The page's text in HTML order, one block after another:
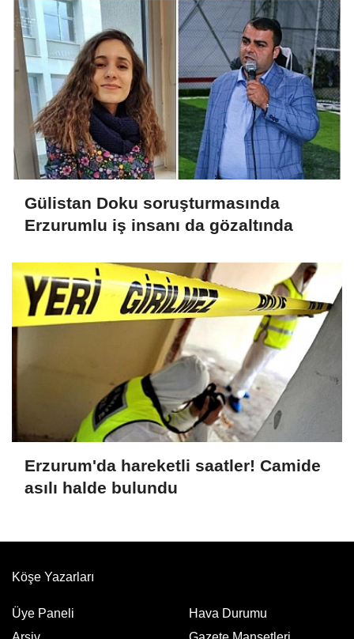
Gülistan Doku soruşturmasında
Erzurumlu iş insanı da gözaltında
Erzurum'da hareketli saatler! Camide
asılı halde bulundu
Köşe Yazarları
Üye Paneli
Hava Durumu